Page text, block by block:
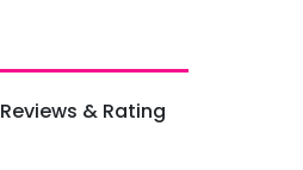
Reviews & Rating